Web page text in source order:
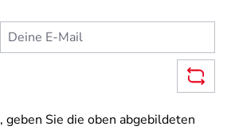
Deine E-Mail
geben Sie die oben abgebildeten